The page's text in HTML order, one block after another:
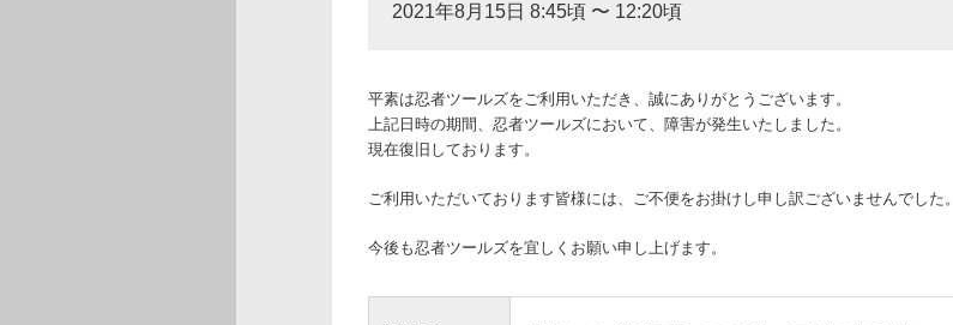
2021年8月15日 8:45頃 〜 12:20頃
平素は忍者ツールズをご利用いただき、誠にありがとうございます。
上記日時の期間、忍者ツールズにおいて、障害が発生いたしました。
現在復旧しております。
ご利用いただいております皆様には、ご不便をお掛けし申し訳ございませんでした。
今後も忍者ツールズを宜しくお願い申し上げます。